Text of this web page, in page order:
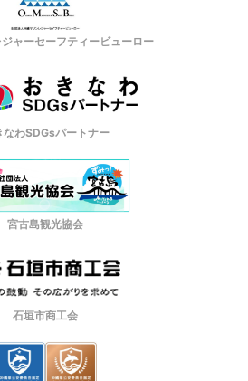
ャーセーフティービューロー
なわSDGsパートナー
宮古島観光協会
石垣市商工会